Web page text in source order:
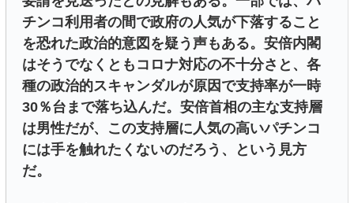
チンコ利用者の間で政府の人気が下落すること
を恐れた政治的意図を疑う声もある。安倍内閣
はそうでなくともコロナ対応の不十分さと、各
種の政治的スキャンダルが原因で支持率が一時
30％台まで落ち込んだ。安倍首相の主な支持層
は男性だが、この支持層に人気の高いパチンコ
には手を触れたくないのだろう、という見方
だ。